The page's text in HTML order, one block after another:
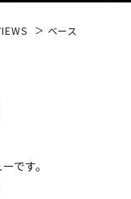
ウクレレ
ベース
です。